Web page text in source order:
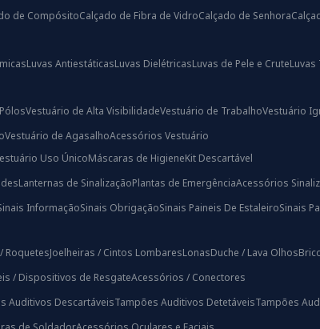
de CompósitoCalçado de Fibra de VidroCalçado de Senhora
Luvas AntiestáticasLuvas DielétricasLuvas de Pele e Crute
Vestuário de Alta VisibilidadeVestuário de TrabalhoVestuário
Vestuário de AgasalhoAcessórios Vestuário
Uso ÚnicoMáscaras de HigieneKit Descartável
Lanternas de SinalizaçãoPlantas de EmergênciaAcessórios
InformaçãoSinais ObrigaçãoSinais Paineis De EstaleiroSinais
RoquetesJoelheiras / Cintos LombaresLonasDuche / Lava Olhos
/ Dispositivos de ResgateAcessórios / Conectores
Auditivos DescartáveisTampões Auditivos DetetáveisTampões